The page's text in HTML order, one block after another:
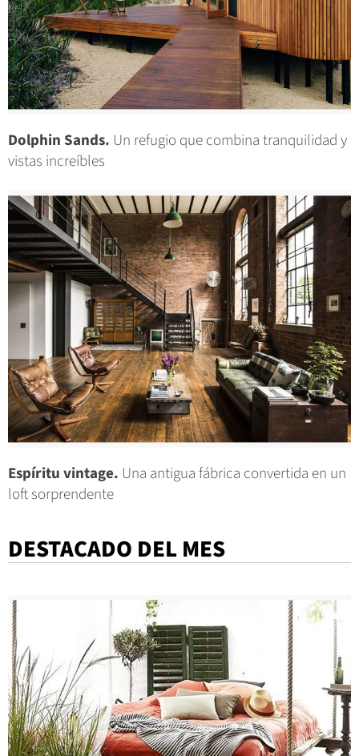
Dolphin Sands. Un refugio que combina tranquilidad y
vistas increíbles
Espíritu vintage. Una antigua fábrica convertida en un
loft sorprendente
DESTACADO DEL MES